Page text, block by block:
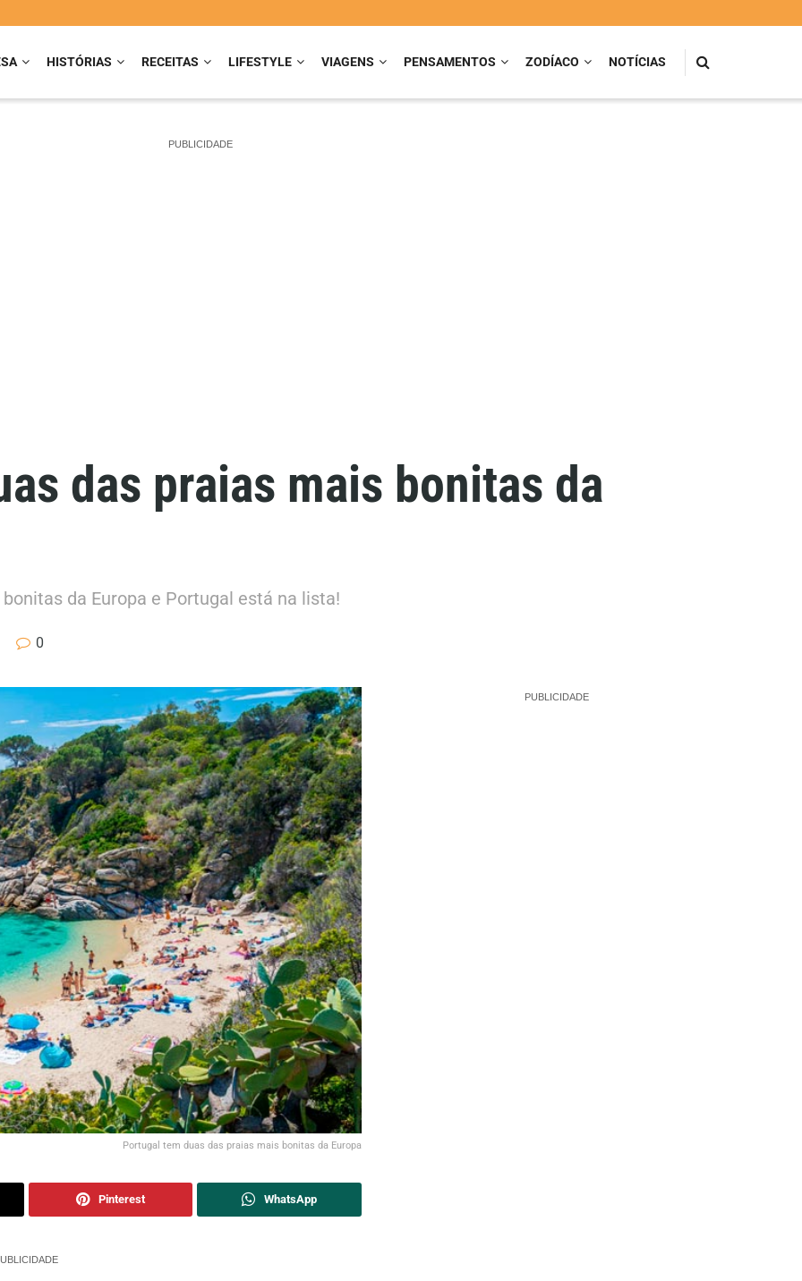
HISTÓRIAS RECEITAS LIFESTYLE VIAGENS PENSAMENTOS ZODÍACO NOTÍCIAS
PUBLICIDADE
das praias mais bonitas da
da Europa e Portugal está na lista!
0
Portugal tem duas das praias mais bonitas da Europa
Pinterest WhatsApp
PUBLICIDADE